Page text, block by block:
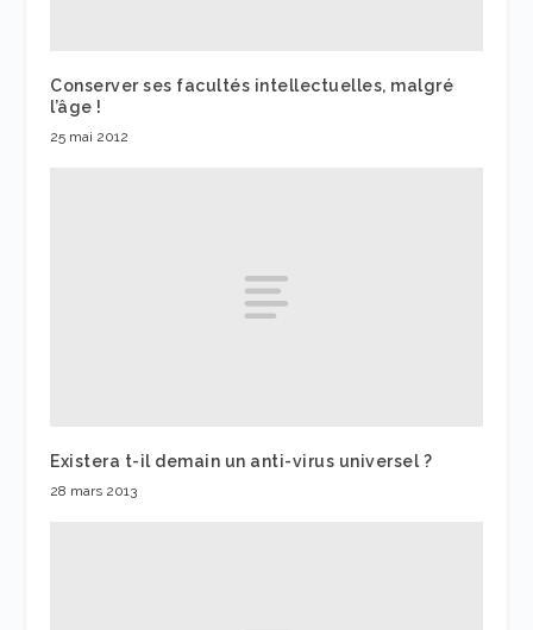
Conserver ses facultés intellectuelles, malgré
l’âge !
25 mai 2012
Existera t-il demain un anti-virus universel ?
28 mars 2013